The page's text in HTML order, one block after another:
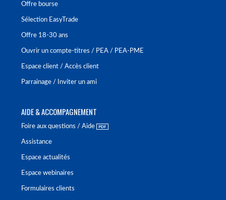
Offre bourse
Sélection EasyTrade
Offre 18-30 ans
Ouvrir un compte-titres / PEA / PEA-PME
Espace client / Accès client
Parrainage / Inviter un ami
AIDE & ACCOMPAGNEMENT
Foire aux questions / Aide
Assistance
Espace actualités
Espace webinaires
Formulaires clients